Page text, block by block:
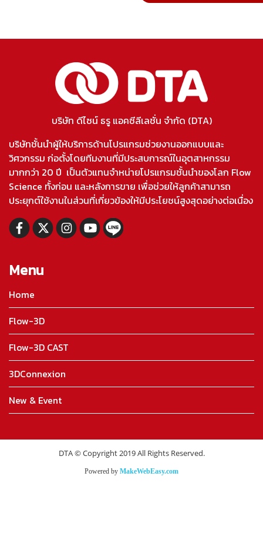
บริษัท ดีไซน์ ธรู แอคซีลีเลชั่น จำกัด (DTA)
บริษัทชั้นนำผู้ให้บริการด้านโปรแกรมช่วยงานออกแบบและ
วิศวกรรม ก่อตั้งโดยทีมงานที่มีประสบการณ์ในอุตสาหกรรม
มากกว่า 20 ปี เป็นตัวแทนจำหน่ายโปรแกรมชั้นนำของโลก Flow
Science ทั้งก่อน และหลังการขาย เพื่อช่วยให้ลูกค้าสามารถ
ประยุกต์ใช้งานในส่วนที่เกี่ยวข้องให้มีประโยชน์สูงสุดอย่างต่อเนื่อง
Menu
Home
Flow-3D
Flow-3D CAST
3DConnexion
New & Event
DTA © Copyright 2019 All Rights Reserved.
Powered by MakeWebEasy.com